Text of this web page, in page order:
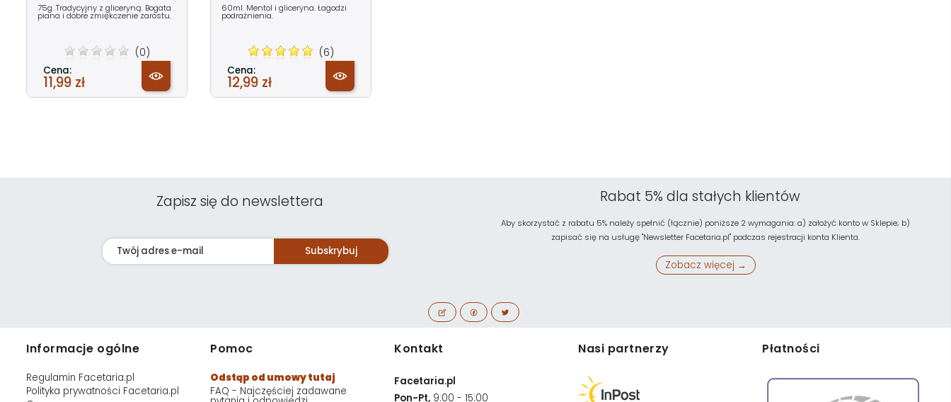
75g. Tradycyjny z gliceryną. Bogata
piana i dobre zmiękczenie zarostu.
(0)
Cena:
11,99 zł
60ml. Mentol i gliceryna. Łagodzi
podrażnienia.
(6)
Cena:
12,99 zł
Zapisz się do newslettera
Subskrybuj
Rabat 5% dla stałych klientów
Aby skorzystać z rabatu 5% należy spełnić (łącznie) poniższe 2 wymagania: a) założyć konto w Sklepie; b)
zapisać się na usługę "Newsletter Facetaria.pl" podczas rejestracji konta Klienta.
Zobacz więcej →
Informacje ogólne
Regulamin Facetaria.pl
Polityka prywatności Facetaria.pl
Pomoc
Odstąp od umowy tutaj
FAQ - Najczęściej zadawane
Kontakt
Facetaria.pl
Pon-Pt, 9:00 - 15:00
Nasi partnerzy Płatności